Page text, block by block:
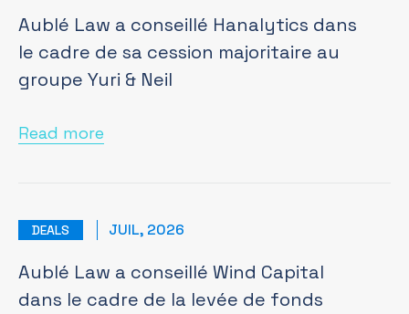
Aublé Law a conseillé Hanalytics dans
le cadre de sa cession majoritaire au
groupe Yuri & Neil
Read more
DEALS JUIL, 2026
Aublé Law a conseillé Wind Capital
dans le cadre de la levée de fonds